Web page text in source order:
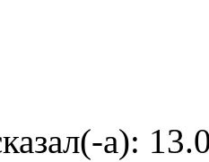
а):